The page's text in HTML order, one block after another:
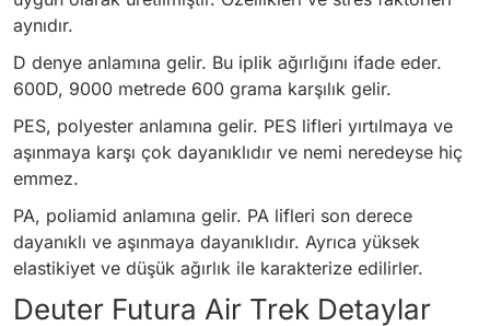
aynıdır.
D denye anlamına gelir. Bu iplik ağırlığını ifade eder.
600D, 9000 metrede 600 grama karşılık gelir.
PES, polyester anlamına gelir. PES lifleri yırtılmaya ve
aşınmaya karşı çok dayanıklıdır ve nemi neredeyse hiç
emmez.
PA, poliamid anlamına gelir. PA lifleri son derece
dayanıklı ve aşınmaya dayanıklıdır. Ayrıca yüksek
elastikiyet ve düşük ağırlık ile karakterize edilirler.
Deuter Futura Air Trek Detaylar